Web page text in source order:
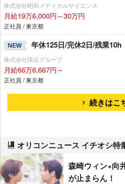
株式会社昭和メディカルサイエンス
月給19万6,000円～30万円
正社員 / 東京都
NEW 年休125日/完休2日/残業10h
株式会社陽吉グループ
月給66万6,667円～
正社員 / 東京都
続きはこ
オリコンニュース イチオシ特
森崎ウィン×向
が止まらん！